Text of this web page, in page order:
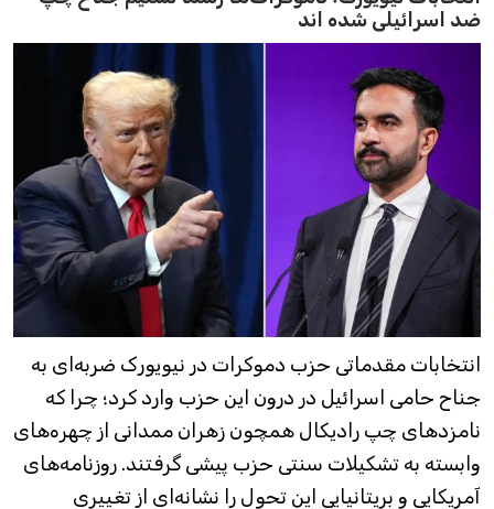
ضد اسرائیلی شده اند
انتخابات مقدماتی حزب دموکرات در نیویورک ضربه‌ای به
جناح حامی اسرائیل در درون این حزب وارد کرد؛ چرا که
نامزدهای چپ رادیکال همچون زهران ممدانی از چهره‌های
وابسته به تشکیلات سنتی حزب پیشی گرفتند. روزنامه‌های
آمریکایی و بریتانیایی این تحول را نشانه‌ای از تغییری